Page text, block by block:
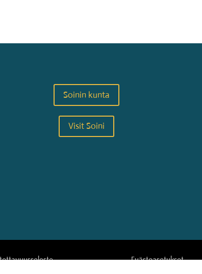
Soinin kunta
Visit Soini
Eväste­asetukset